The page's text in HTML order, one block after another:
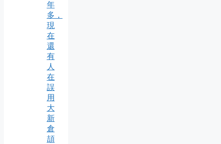
年
多，
現
在
還
有
人
在
誤
用
大
新
倉
頡